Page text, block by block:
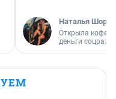
Наталья
Открыла
деньги